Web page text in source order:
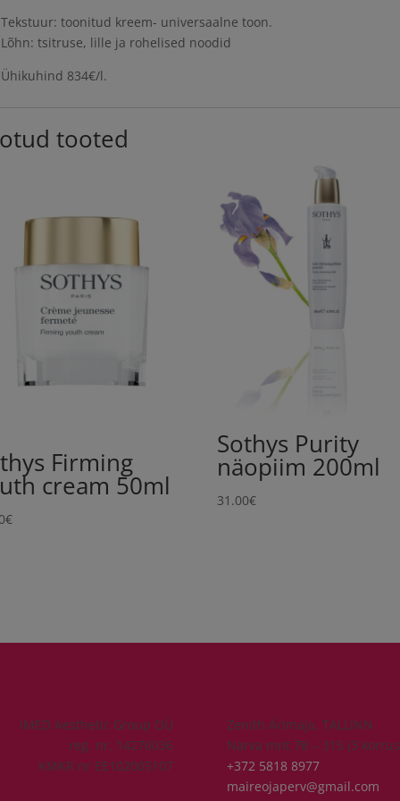
Tekstuur: toonitud kreem- universaalne toon.
Lõhn: tsitruse, lille ja rohelised noodid
Ühikuhind 834€/l.
tooted
Firming
cream 50ml
€
Sothys Purity
näopiim 200ml
31.00€
IMED Aesthetic Group OÜ
reg. nr. 14276036
KMKR nr EE102005107
Zenith Ärimaja, TALLINN
Narva mnt 7B – 315 (3
+372 5818 8977
maireojaperv@gmail.com